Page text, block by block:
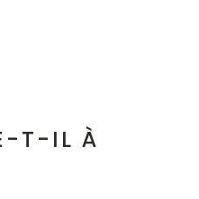
T-IL À